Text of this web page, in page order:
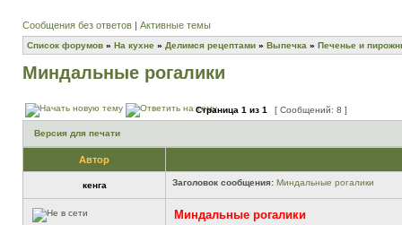
Сообщения без ответов | Активные темы
Список форумов » На кухне » Делимся рецептами » Выпечка » Печенье и
Миндальные рогалики
Страница 1 из 1 [ Сообщений: 8 ]
Версия для печати
Автор
кенга Заголовок сообщения: Миндальные рогалики
Миндальные рогалики